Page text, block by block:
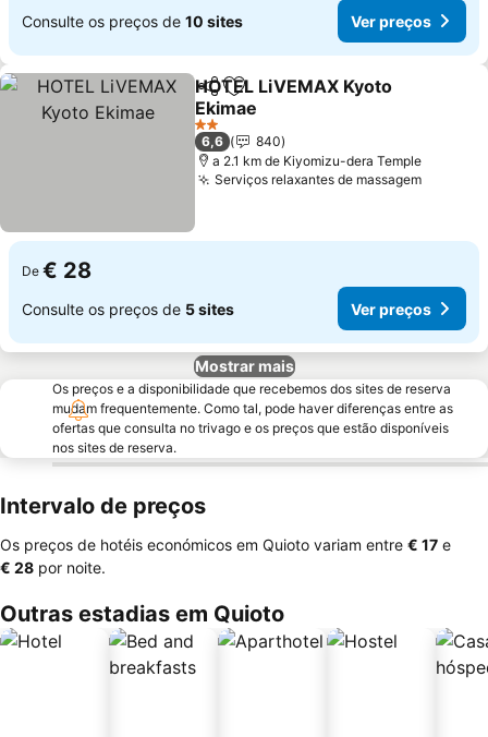
Consulte os preços de 10 sites Ver preços
PartilharAdicionar aos favoritos
HOTEL LiVEMAX Kyoto
Ekimae
Ver preços
2 Estrelas
6,6
840
a 2.1 km de Kiyomizu-dera Temple
Serviços relaxantes de massagemVer
De € 28
Consulte os preços de 5 sites Ver preços
Mostrar mais
Os preços e a disponibilidade que recebemos dos sites de reserva
mudam frequentemente. Como tal, pode haver diferenças entre as
ofertas que consulta no trivago e os preços que estão disponíveis
nos sites de reserva.
Intervalo de preços
Os preços de hotéis económicos em Quioto variam entre ‎€ 17 e
‎€ 28 por noite.
Outras estadias em Quioto